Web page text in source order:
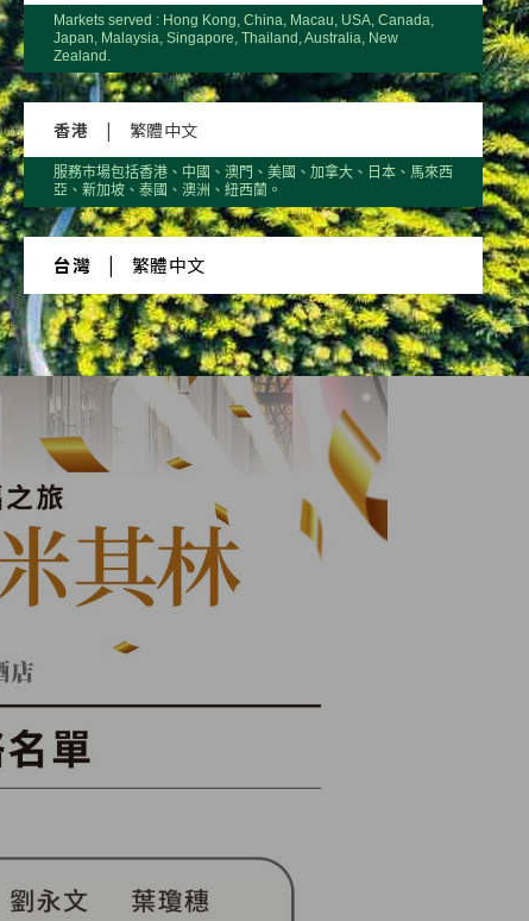
Markets served : Hong Kong, China, Macau, USA, Canada,
Japan, Malaysia, Singapore, Thailand, Australia, New
Zealand.
香港 | 繁體中文
服務市場包括香港、中國、澳門、美國、加拿大、日本、馬來西
亞、新加坡、泰國、澳洲、紐西蘭。
台灣 | 繁體中文